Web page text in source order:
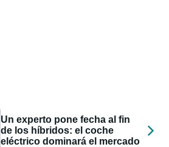
Un experto pone fecha al fin
de los híbridos: el coche
eléctrico dominará el mercado